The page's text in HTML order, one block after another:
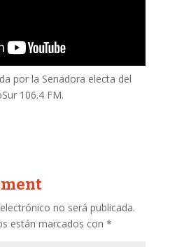
por la Senadora electa del
106.4 FM.
no será publicada.
están marcados con *